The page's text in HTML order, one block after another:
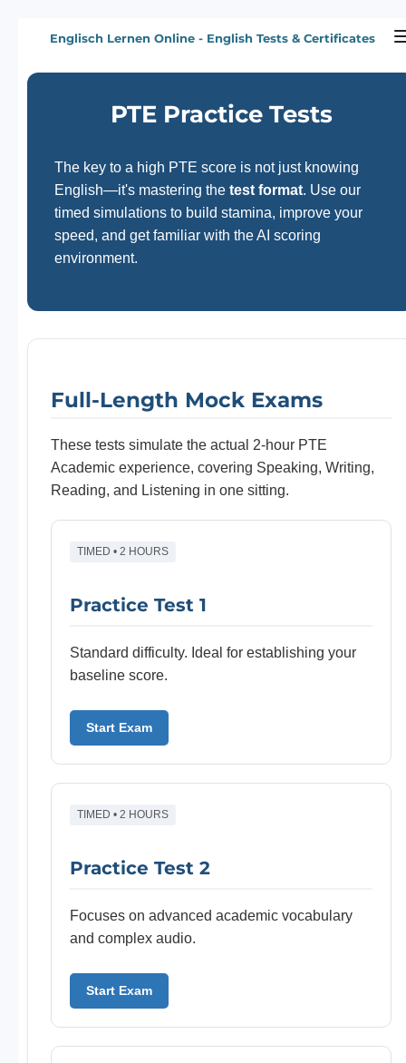
Hauptinhalt
Englisch Lernen Online - English Tests & Certificates
PTE Practice Tests
The key to a high PTE score is not just knowing
English—it's mastering the test format. Use our
timed simulations to build stamina, improve your
speed, and get familiar with the AI scoring
environment.
Full-Length Mock Exams
These tests simulate the actual 2-hour PTE
Academic experience, covering Speaking, Writing,
Reading, and Listening in one sitting.
TIMED • 2 HOURS
Practice Test 1
Standard difficulty. Ideal for establishing your
baseline score.
Start Exam
TIMED • 2 HOURS
Practice Test 2
Focuses on advanced academic vocabulary
and complex audio.
Start Exam